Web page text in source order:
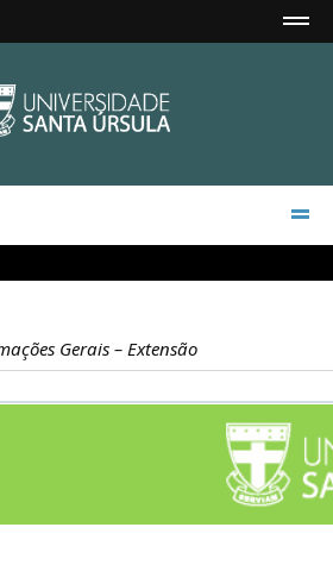
Gerais – Extensão